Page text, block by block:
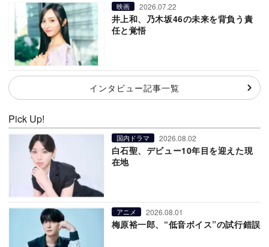
映画 2026.07.22
井上和、乃木坂46の未来を背負う責
任と覚悟
インタビュー記事一覧
Pick Up!
国内ドラマ 2026.08.02
白石聖、デビュー10年目を迎えた現
在地
アニメ 2026.08.01
梅原裕一郎、“低音ボイス”の試行錯誤